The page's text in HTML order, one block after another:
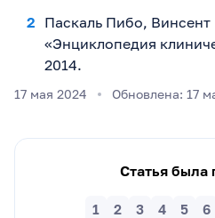
Паскаль Пибо,
«Энциклопедия
2014.
17 мая 2024 Обновлена: 17
Статья была
6
5
4
3
2
1